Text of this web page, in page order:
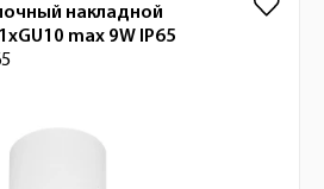
накладной
max 9W IP65